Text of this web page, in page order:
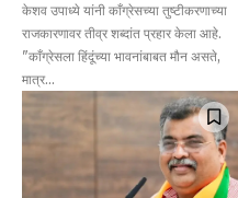
केशव उपाध्ये यांनी काँग्रेसच्या तुष्टीकरणाच्या
राजकारणावर तीव्र शब्दांत प्रहार केला आहे.
"काँग्रेसला हिंदूंच्या भावनांबाबत मौन असते,
मात्र...